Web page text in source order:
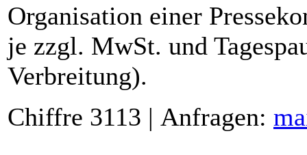
Organisation einer
je zzgl. MwSt. und
Verbreitung).
Chiffre 3113 | Anfragen: